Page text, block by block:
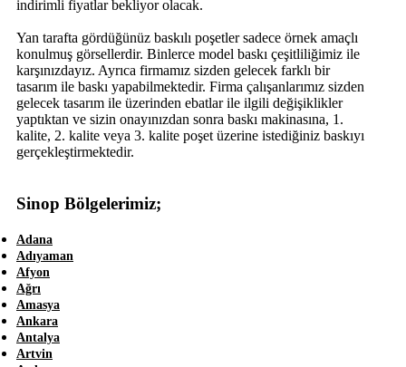
indirimli fiyatlar bekliyor olacak.
Yan tarafta gördüğünüz baskılı poşetler sadece örnek amaçlı
konulmuş görsellerdir. Binlerce model baskı çeşitliliğimiz ile
karşınızdayız. Ayrıca firmamız sizden gelecek farklı bir
tasarım ile baskı yapabilmektedir. Firma çalışanlarımız sizden
gelecek tasarım ile üzerinden ebatlar ile ilgili değişiklikler
yaptıktan ve sizin onayınızdan sonra baskı makinasına, 1.
kalite, 2. kalite veya 3. kalite poşet üzerine istediğiniz baskıyı
gerçekleştirmektedir.
Sinop Bölgelerimiz;
Adana
Adıyaman
Afyon
Ağrı
Amasya
Ankara
Antalya
Artvin